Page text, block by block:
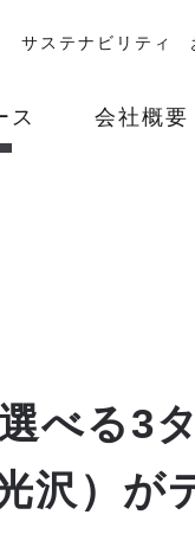
サステナビリティ
ス 会社概要
べる3
沢）が